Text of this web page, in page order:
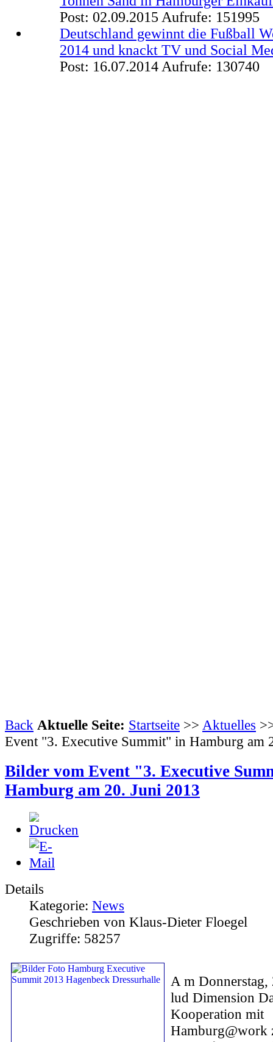
Post: 02.09.2015 Aufrufe: 151995
Deutschland gewinnt die Fußball
2014 und knackt TV und Social
Post: 16.07.2014 Aufrufe: 130740
Back Aktuelle Seite: Startseite >> Aktuelles
Event "3. Executive Summit" in Hamburg am
Bilder vom Event "3. Executive
Hamburg am 20. Juni 2013
Details
Kategorie: News
Geschrieben von Klaus-Dieter Floegel
Zugriffe: 58257
A m
lud Dimension
Kooperation mit
Hamburg@work